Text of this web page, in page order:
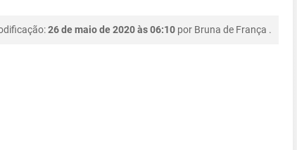
26 de maio de 2020 às 06:10 por Bruna de França .